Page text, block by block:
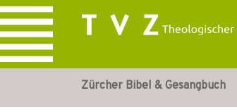
Zürcher Bibel & Gesangbuch